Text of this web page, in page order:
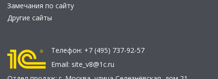
Замечания по сайту
Другие сайты
Телефон: +7 (495) 737-92-57
Email: site_v8@1c.ru